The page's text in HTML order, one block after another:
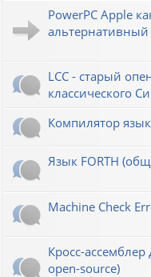
PowerPC Apple
LCC - старый
классического Си
Компилятор
Язык FORTH
Machine Check
Кросс-
open-source)